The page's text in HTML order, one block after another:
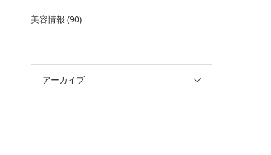
美容情報 (90)
アーカイブ